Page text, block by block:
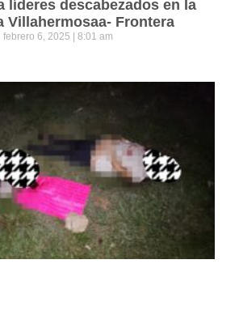
líderes descabezados en la
Villahermosaa- Frontera
febrero 6, 2025 8:01 am